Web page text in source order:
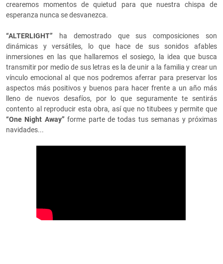
crearemos momentos de quietud para que nuestra chispa de
esperanza nunca se desvanezca.
“ALTERLIGHT” ha demostrado que sus composiciones son
dinámicas y versátiles, lo que hace de sus sonidos afables
inmersiones en las que hallaremos el sosiego, la idea que busca
transmitir por medio de sus letras es la de unir a la familia y crear un
vínculo emocional al que nos podremos aferrar para preservar los
aspectos más positivos y buenos para hacer frente a un año más
lleno de nuevos desafíos, por lo que seguramente te sentirás
contento al reproducir esta obra, así que no titubees y permite que
“One Night Away” forme parte de todas tus semanas y próximas
navidades...